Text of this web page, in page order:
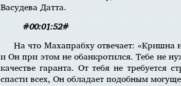
Васудева Датта.
#00:01:52#
На что Махапрабху отвечает:
и Он при этом не обанкротился. Тебе не
качестве гаранта. От тебя не требуется
спасти всех, Он обладает подобным